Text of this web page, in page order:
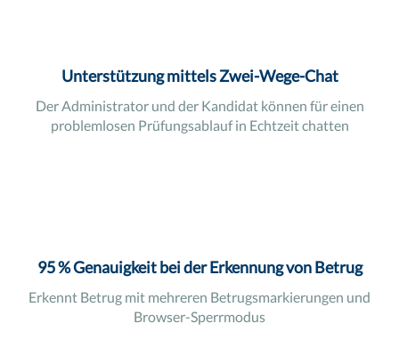
Unterstützung mittels Zwei-Wege-Chat
Der Administrator und der Kandidat können für einen
problemlosen Prüfungsablauf in Echtzeit chatten
95 % Genauigkeit bei der Erkennung von Betrug
Erkennt Betrug mit mehreren Betrugsmarkierungen und
Browser-Sperrmodus